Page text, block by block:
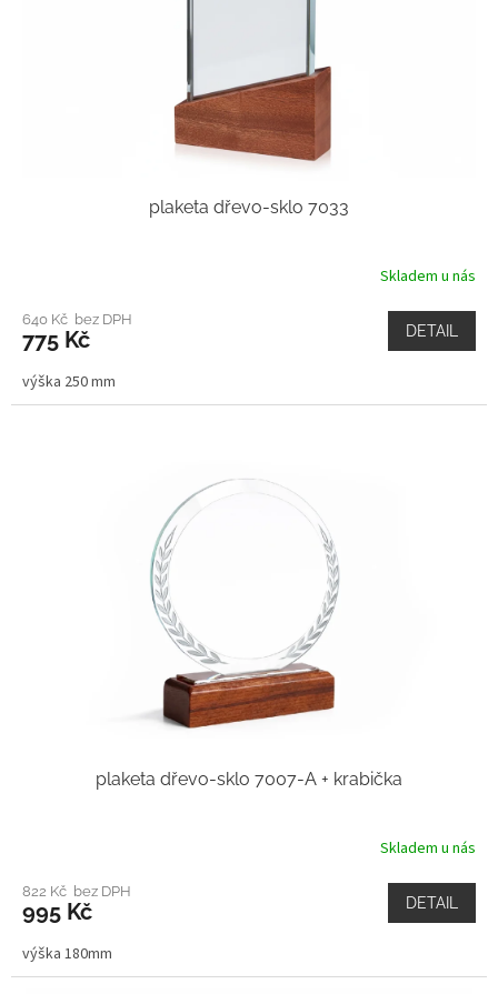
plaketa dřevo-sklo 7033
Skladem u nás
640 Kč bez DPH
775 Kč DETAIL
výška 250 mm
plaketa dřevo-sklo 7007-A + krabička
Skladem u nás
822 Kč bez DPH
995 Kč DETAIL
výška 180mm